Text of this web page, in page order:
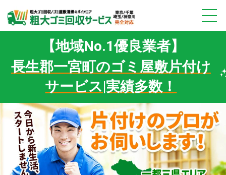
【地域No.1優良業者】
長生郡一宮町のゴミ屋敷片付け
サービス|実績多数！